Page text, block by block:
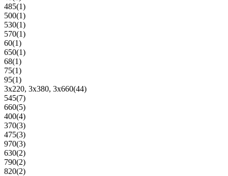
485(1)
500(1)
530(1)
570(1)
60(1)
650(1)
68(1)
75(1)
95(1)
3x220, 3х380, 3x660(44)
545(7)
660(5)
400(4)
370(3)
475(3)
970(3)
630(2)
790(2)
820(2)